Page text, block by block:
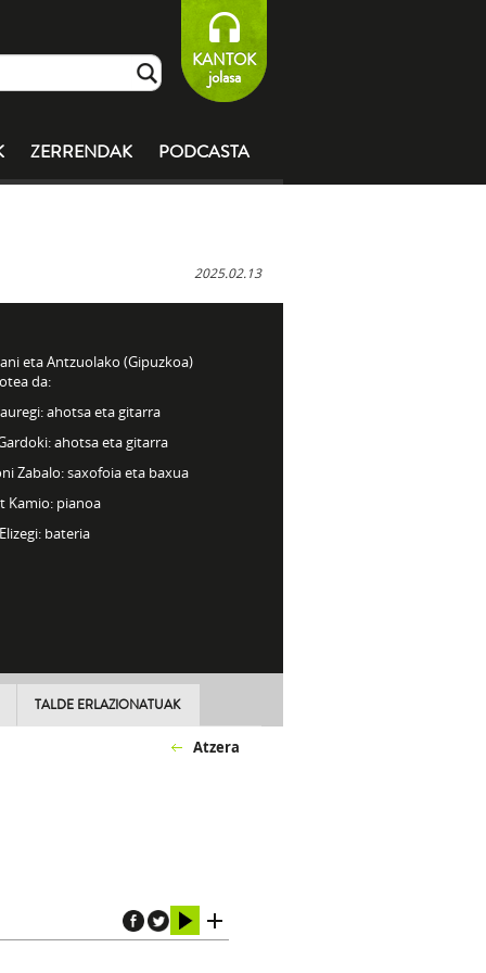
KANTOK
jolasa
ZERRENDAK PODCASTA
2025.02.13
eta Antzuolako (Gipuzkoa)
da:
ahotsa eta gitarra
ahotsa eta gitarra
Zabalo: saxofoia eta baxua
Kamio: pianoa
bateria
TALDE ERLAZIONATUAK
Atzera